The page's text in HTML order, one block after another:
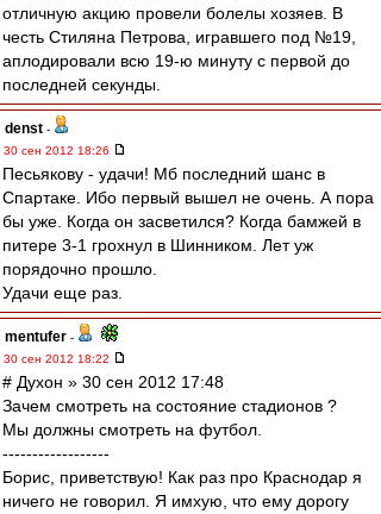
отличную акцию провели болелы хозяев. В
честь Стиляна Петрова, игравшего под №19,
аплодировали всю 19-ю минуту с первой до
последней секунды.
denst -
30 сен 2012 18:26
Песьякову - удачи! Мб последний шанс в
Спартаке. Ибо первый вышел не очень. А пора
бы уже. Когда он засветился? Когда бамжей в
питере 3-1 грохнул в Шинником. Лет уж
порядочно прошло.
Удачи еще раз.
mentufer -
30 сен 2012 18:22
# Духон » 30 сен 2012 17:48
Зачем смотреть на состояние стадионов ?
Мы должны смотреть на футбол.
------------------
Борис, приветствую! Как раз про Краснодар я
ничего не говорил. Я имхую, что ему дорогу